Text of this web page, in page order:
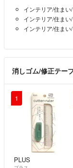
インテリア/住まい
インテリア/住まい
インテリア/住まい
消しゴム/修正テー
1
PLUS